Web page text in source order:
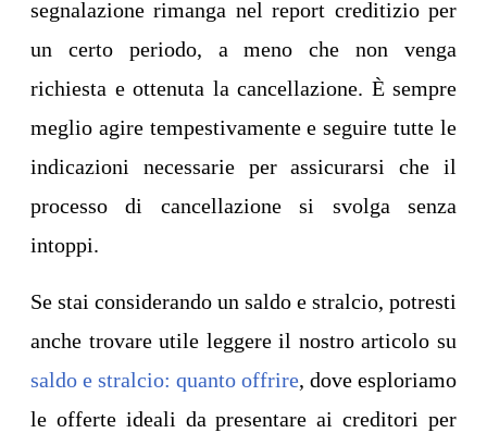
segnalazione rimanga nel report creditizio per
un certo periodo, a meno che non venga
richiesta e ottenuta la cancellazione. È sempre
meglio agire tempestivamente e seguire tutte le
indicazioni necessarie per assicurarsi che il
processo di cancellazione si svolga senza
intoppi.
Se stai considerando un saldo e stralcio, potresti
anche trovare utile leggere il nostro articolo su
saldo e stralcio: quanto offrire, dove esploriamo
le offerte ideali da presentare ai creditori per